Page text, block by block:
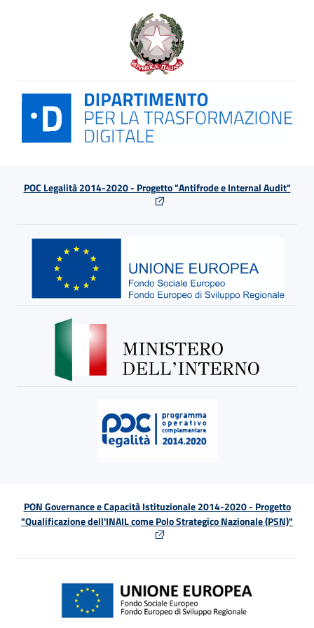
POC Legalità 2014-2020 - Progetto "Antifrode e Internal Audit"
PON Governance e Capacità Istituzionale 2014-2020 - Progetto
"Qualificazione dell'INAIL come Polo Strategico Nazionale (PSN)"